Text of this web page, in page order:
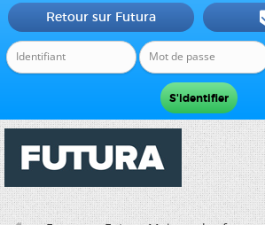
Retour sur Futura